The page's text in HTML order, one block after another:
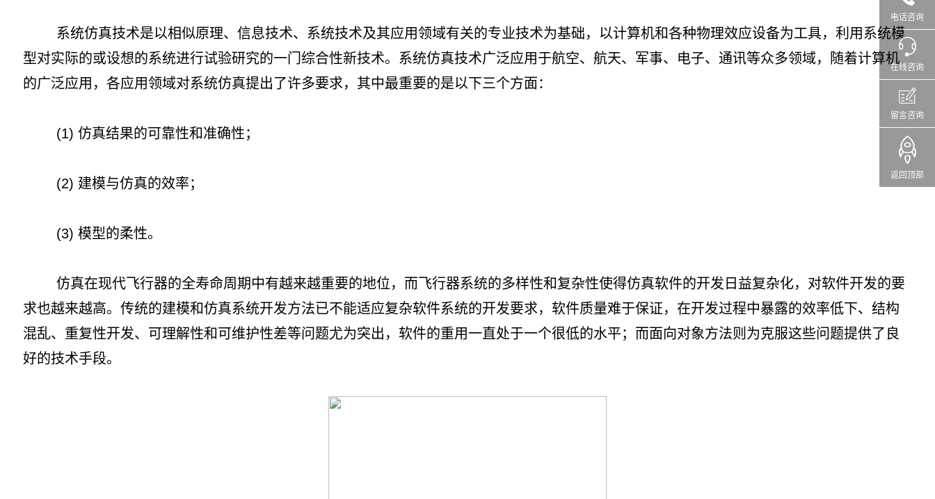
电话咨询
在线咨询
留言咨询
返回顶部
系统仿真技术是以相似原理、信息技术、系统技术及其应用领域有关的专业技术为基础，以计算机和各种物理效应设备为工具，利用系统模
型对实际的或设想的系统进行试验研究的一门综合性新技术。系统仿真技术广泛应用于航空、航天、军事、电子、通讯等众多领域，随着计算机
的广泛应用，各应用领域对系统仿真提出了许多要求，其中最重要的是以下三个方面：
(1) 仿真结果的可靠性和准确性；
(2) 建模与仿真的效率；
(3) 模型的柔性。
仿真在现代飞行器的全寿命周期中有越来越重要的地位，而飞行器系统的多样性和复杂性使得仿真软件的开发日益复杂化，对软件开发的要
求也越来越高。传统的建模和仿真系统开发方法已不能适应复杂软件系统的开发要求，软件质量难于保证，在开发过程中暴露的效率低下、结构
混乱、重复性开发、可理解性和可维护性差等问题尤为突出，软件的重用一直处于一个很低的水平；而面向对象方法则为克服这些问题提供了良
好的技术手段。